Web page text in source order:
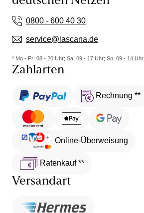
0800 - 600 40 30
service@lascana.de
* Mo - Fr: 08 - 20 Uhr; Sa: 09 - 17 Uhr; So: 09 - 14 Uhr.
Zahlarten
Rechnung **
Online-Überweisung
Ratenkauf **
Versandart